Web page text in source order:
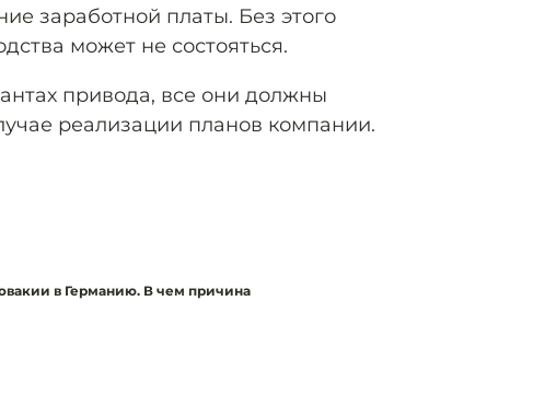
заработной платы. Без этого
может не состояться.
привода, все они должны
реализации планов компании.
в Германию. В чем причина